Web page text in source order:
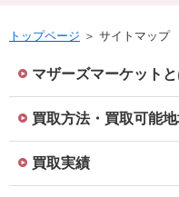
トップページ ＞ サイトマップ
マザーズマーケットと
買取方法・買取可能
買取実績